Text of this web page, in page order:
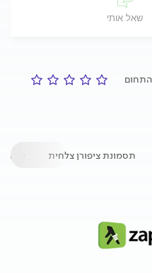
שאל אותי
התחום
תסמונת ציפורן צלחית יבלות